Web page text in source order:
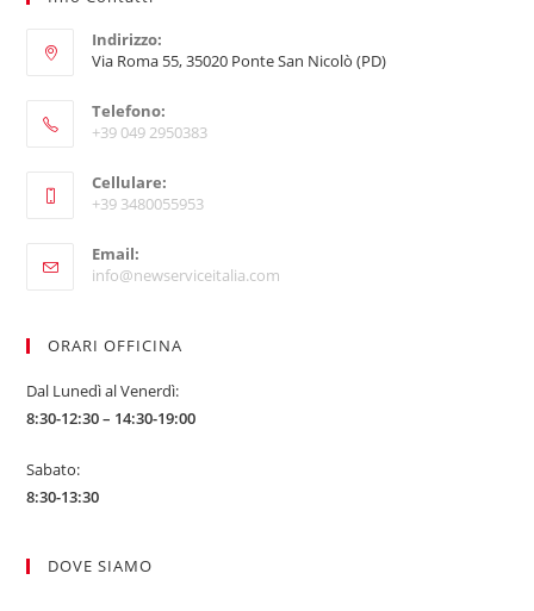
Indirizzo:
Via Roma 55, 35020 Ponte San Nicolò (PD)
Telefono:
+39 049 2950383
in
your
application
Cellulare:
+39 3480055953
in
your
Email:
info@newserviceitalia.com
ORARI OFFICINA
Dal Lunedì al Venerdì:
8:30-12:30 – 14:30-19:00
Sabato:
8:30-13:30
DOVE SIAMO